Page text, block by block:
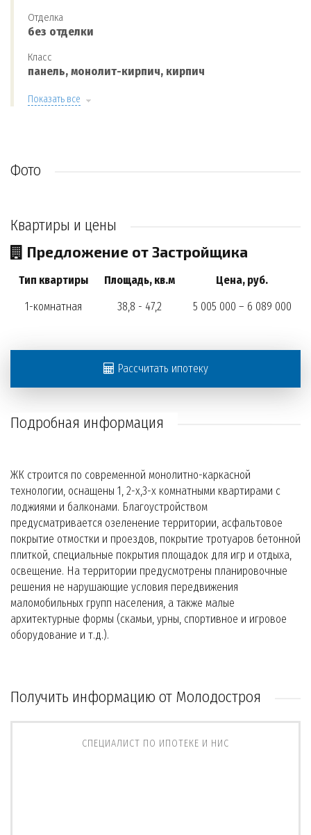
Отделка
без отделки
Класс
панель, монолит-кирпич, кирпич
Показать все
Фото
Квартиры и цены
Предложение от Застройщика
Тип квартиры Площадь, кв.м
Цена, руб.
1-комнатная
38,8 - 47,2 5 005 000 – 6 089 000
Рассчитать ипотеку
Подробная информация
ЖК строится по современной монолитно-каркасной
технологии, оснащены 1, 2-х,3-х комнатными квартирами с
лоджиями и балконами. Благоустройством
предусматривается озеленение территории, асфальтовое
покрытие отмостки и проездов, покрытие тротуаров бетонной
плиткой, специальные покрытия площадок для игр и отдыха,
освещение. На территории предусмотрены планировочные
решения не нарушающие условия передвижения
маломобильных групп населения, а также малые
архитектурные формы (скамьи, урны, спортивное и игровое
оборудование и т.д.).
Получить информацию от Молодостроя
СПЕЦИАЛИСТ ПО ИПОТЕКЕ И НИС